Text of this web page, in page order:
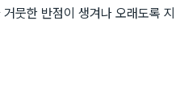
뭇한 반점이 생겨나 오래도록 지